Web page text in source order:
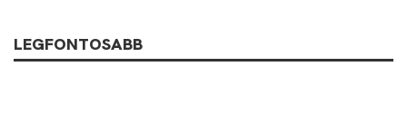
LEGFONTOSABB